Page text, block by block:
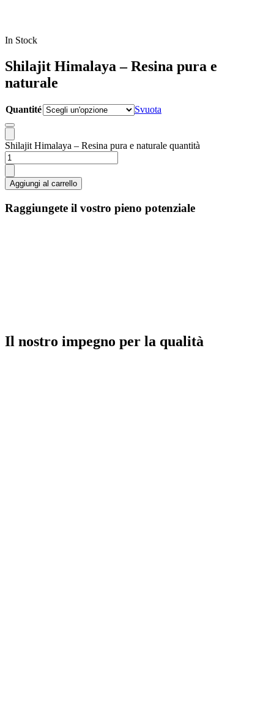
In Stock
Shilajit Himalaya – Resina pura e
naturale
Quantité Svuota
Shilajit Himalaya – Resina pura e naturale quantità
Aggiungi al carrello
Raggiungete il vostro pieno potenziale
Il nostro impegno per la qualità